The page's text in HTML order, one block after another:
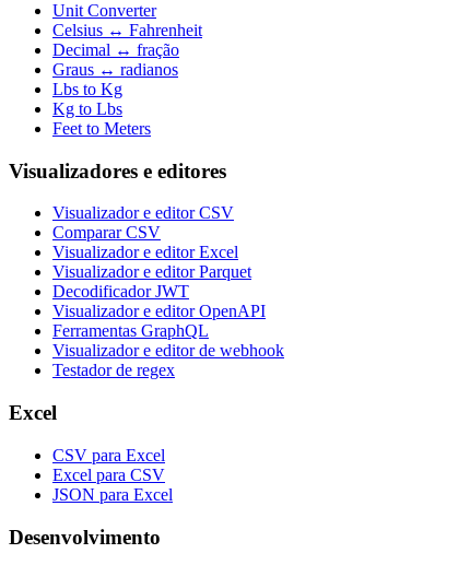
Unit Converter
Celsius ↔ Fahrenheit
Decimal ↔ fração
Graus ↔ radianos
Lbs to Kg
Kg to Lbs
Feet to Meters
Visualizadores e editores
Visualizador e editor CSV
Comparar CSV
Visualizador e editor Excel
Visualizador e editor Parquet
Decodificador JWT
Visualizador e editor OpenAPI
Ferramentas GraphQL
Visualizador e editor de webhook
Testador de regex
Excel
CSV para Excel
Excel para CSV
JSON para Excel
Desenvolvimento